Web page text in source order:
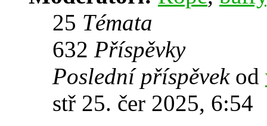
25 Témata
632 Příspěvky
Poslední příspěvekod
stř 25. čer 2025, 6:54